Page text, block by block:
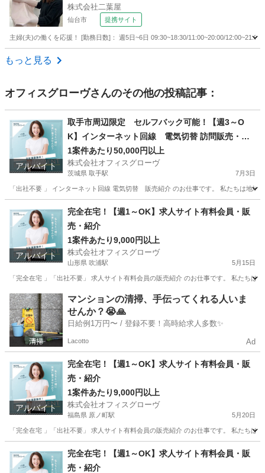
株式会社二葉屋
仙台市 提携サイト
主婦(夫)の働くを応援！ [勤務日数]： 週5日~6日 09:30~18:30/11:00~20:00/
宮城 仙台市
もっと見る
オフィスグローヴさんのその他の投稿記事：
アルバイト
取手市周辺限定 セルフバック可能！【週3～O
K】インターネット回線 電気切替 訪問販売・紹
介
1案件あたり50,000円以上
株式会社オフィスグローヴ
茨城県 取手駅 7月3日
「出社不要 」 インターネット回線 電気切替 販売紹介 のお仕事です。 私たちは地
取手駅 営業 セルフ
アルバイト
完全在宅！【週1～OK】求人サイト有料会員・販
売・紹介
1案件あたり9,000円以上
株式会社オフィスグローヴ
山形県 吹浦駅 5月15日
「完全在宅 」「出社不要」 求人サイト有料会員の販売紹介 のお仕事です。 私たち
山形 飽海郡 吹浦駅 営業 求人サイト
マンションの清掃、手伝ってくれる人いま
せんか？😭🙏
日給例1万円〜 / 登録不要！高時給求人多数✨
Lacotto Ad
アルバイト
完全在宅！【週1～OK】求人サイト有料会員・販
売・紹介
1案件あたり9,000円以上
株式会社オフィスグローヴ
福島県 原ノ町駅 5月20日
「完全在宅 」「出社不要」 求人サイト有料会員の販売紹介 のお仕事です。 私たち
原ノ町駅 営業 求人サイト
完全在宅！【週1～OK】求人サイト有料会員・販
売・紹介